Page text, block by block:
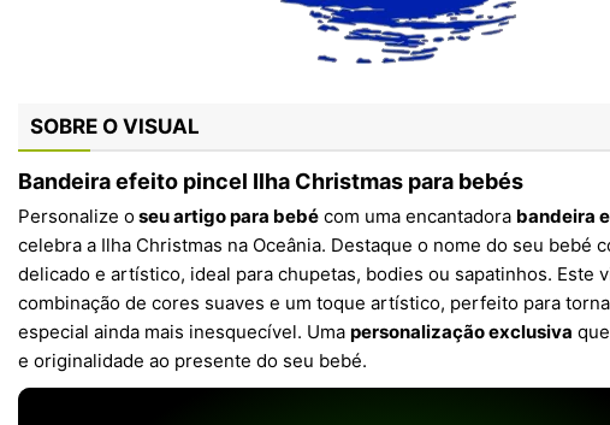
SOBRE O VISUAL
Bandeira efeito pincel Ilha Christmas para bebés
Personalize oseu artigo para bebé com uma encantadora bandeira
celebra a Ilha Christmas na Oceânia. Destaque o nome do seu bebé
delicado e artístico, ideal para chupetas, bodies ou sapatinhos. Este
combinação de cores suaves e um toque artístico, perfeito para
especial ainda mais inesquecível. Uma personalização exclusiva
e originalidade ao presente do seu bebé.